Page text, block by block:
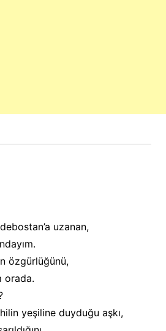
uzanan,
özgürlüğünü,
orada.
yeşiline duyduğu aşkı,